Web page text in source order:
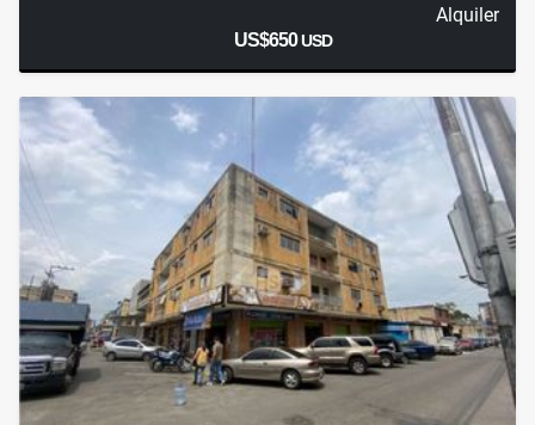
Alquiler
US$650USD